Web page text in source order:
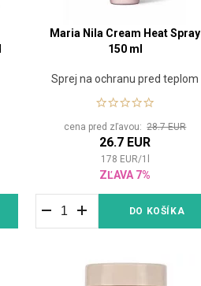
Maria Nila Cream Heat Spray
150 ml
Sprej na ochranu pred teplom
cena pred zľavou:28.7 EUR
26.7 EUR
178 EUR/1
ZĽAVA 7%
DO KOŠÍKA